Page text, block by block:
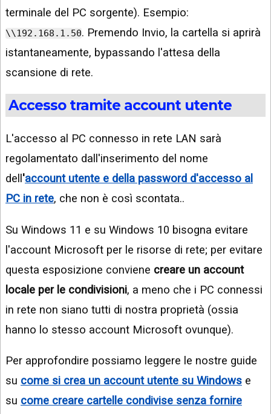
terminale del PC sorgente). Esempio:
\\192.168.1.50. Premendo Invio, la cartella si aprirà
istantaneamente, bypassando l'attesa della
scansione di rete.
Accesso tramite account utente
L'accesso al PC connesso in rete LAN sarà
regolamentato dall'inserimento del nome
dell 'account utente e della password d'accesso al
PC in rete, che non è così scontata..
Su Windows 11 e su Windows 10 bisogna evitare
l'account Microsoft per le risorse di rete; per evitare
questa esposizione conviene creare un account
locale per le condivisioni, a meno che i PC connessi
in rete non siano tutti di nostra proprietà (ossia
hanno lo stesso account Microsoft ovunque).
Per approfondire possiamo leggere le nostre guide
su come si crea un account utente su Windows e
su come creare cartelle condivise senza fornire